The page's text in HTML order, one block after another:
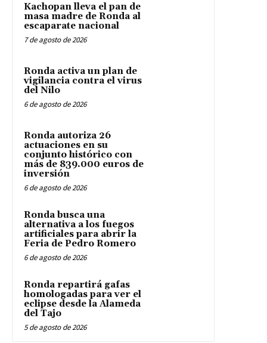
Kachopan lleva el pan de
masa madre de Ronda al
escaparate nacional
7 de agosto de 2026
Ronda activa un plan de
vigilancia contra el virus
del Nilo
6 de agosto de 2026
Ronda autoriza 26
actuaciones en su
conjunto histórico con
más de 839.000 euros de
inversión
6 de agosto de 2026
Ronda busca una
alternativa a los fuegos
artificiales para abrir la
Feria de Pedro Romero
6 de agosto de 2026
Ronda repartirá gafas
homologadas para ver el
eclipse desde la Alameda
del Tajo
5 de agosto de 2026